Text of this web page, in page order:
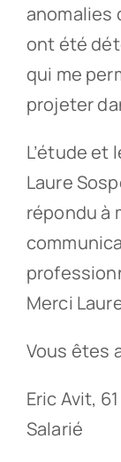
anomalies
ont été
qui me
projeter
L’étude et
Laure
répondu à
Merci
Vous êtes
Eric Avit,
Salarié